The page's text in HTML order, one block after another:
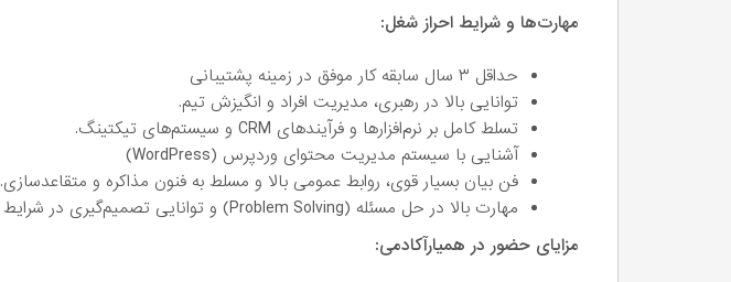
مهارت‌ها و شرایط احراز شغل:
حداقل ۳ سال سابقه کار موفق در زمینه پشتیبانی
توانایی بالا در رهبری، مدیریت افراد و انگیزش تیم.
تسلط کامل بر نرم‌افزارها و فرآیندهای CRM و سیستم‌های تیکتینگ.
آشنایی با سیستم مدیریت محتوای وردپرس (WordPress)
فن بیان بسیار قوی، روابط عمومی بالا و مسلط به فنون مذاکره و متقاعدسازی.
مهارت بالا در حل مسئله (Problem Solving) و توانایی تصمیم‌گیری در شرایط پرفشار.
مزایای حضور در همیارآکادمی: